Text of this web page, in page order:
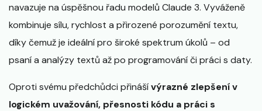
navazuje na úspěšnou řadu modelů Claude 3. Vyváženě
kombinuje sílu, rychlost a přirozené porozumění textu,
díky čemuž je ideální pro široké spektrum úkolů – od
psaní a analýzy textů až po programování či práci s daty.
Oproti svému předchůdci přinášívýrazné zlepšení v
logickém uvažování, přesnosti kódu a práci s